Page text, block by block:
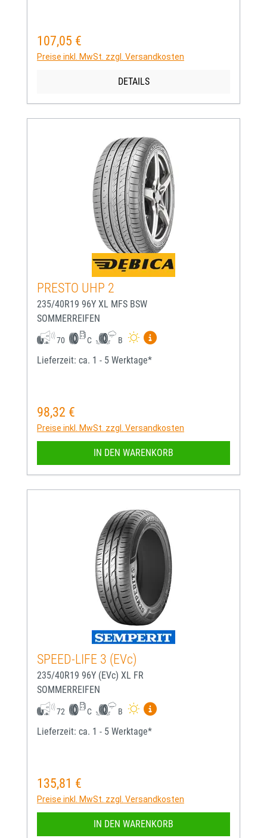
Regulärer Preis:
107,05 €
Preise inkl. MwSt. zzgl. Versandkosten
DETAILS
PRESTO UHP 2
235/40R19 96Y XL MFS BSW
SOMMERREIFEN
70 C B
Mehr Informationen zum
Lieferzeit: ca. 1 - 5 Werktage*
Regulärer Preis:
98,32 €
Preise inkl. MwSt. zzgl. Versandkosten
IN DEN WARENKORB
SPEED-LIFE 3 (EVc)
235/40R19 96Y (EVc) XL FR
SOMMERREIFEN
72 C B
Mehr Informationen zum
Lieferzeit: ca. 1 - 5 Werktage*
Regulärer Preis:
135,81 €
Preise inkl. MwSt. zzgl. Versandkosten
IN DEN WARENKORB